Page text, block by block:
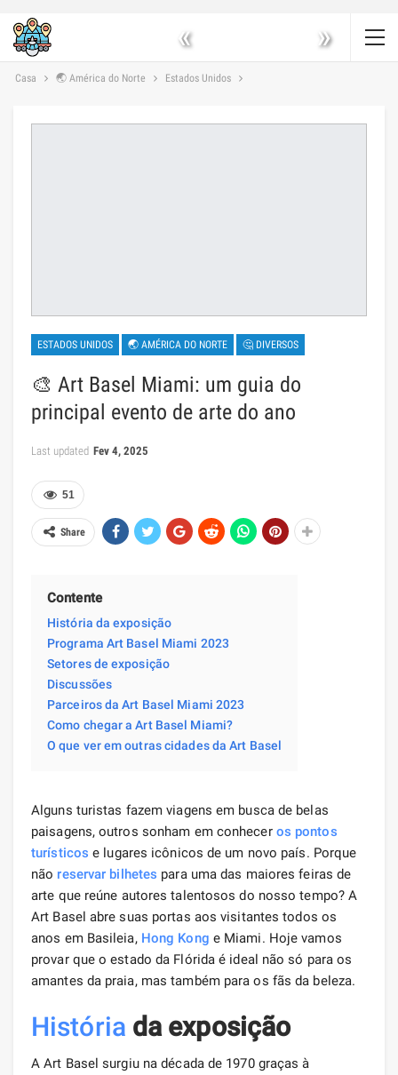
« »
Casa 🌏 América do Norte Estados Unidos
ESTADOS UNIDOS 🌏 AMÉRICA DO NORTE 🤔 DIVERSOS
🎨 Art Basel Miami: um guia do
principal evento de arte do ano
Last updated Fev 4, 2025
51
Share
Contente
História da exposição
Programa Art Basel Miami 2023
Setores de exposição
Discussões
Parceiros da Art Basel Miami 2023
Como chegar a Art Basel Miami?
O que ver em outras cidades da Art Basel
Alguns turistas fazem viagens em busca de belas
paisagens, outros sonham em conhecer os pontos
turísticos e lugares icônicos de um novo país. Porque
não reservar bilhetes para uma das maiores feiras de
arte que reúne autores talentosos do nosso tempo? A
Art Basel abre suas portas aos visitantes todos os
anos em Basileia, Hong Kong e Miami. Hoje vamos
provar que o estado da Flórida é ideal não só para os
amantes da praia, mas também para os fãs da beleza.
História da exposição
A Art Basel surgiu na década de 1970 graças à